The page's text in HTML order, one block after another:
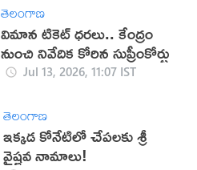
తెలంగాణ
విమాన టికెట్‌ ధరలు.. కేంద్రం
నుంచి నివేదిక కోరిన సుప్రీంకోర్టు
Jul 13, 2026, 11:07 IST
తెలంగాణ
ఇక్కడ కోనేటిలో చేపలకు శ్రీ
వైష్ణవ నామాలు!